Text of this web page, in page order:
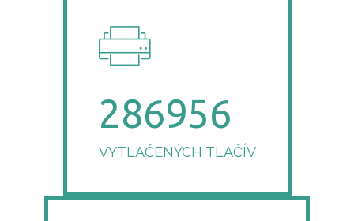
286963
VYTLAČENÝCH TLAČÍV